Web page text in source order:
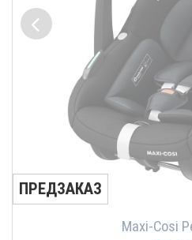
ПРЕДЗАКАЗ
Maxi-Cosi